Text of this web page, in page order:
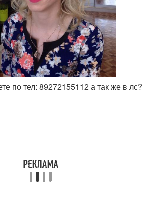
по тел: 89272155112 а так же в лс?